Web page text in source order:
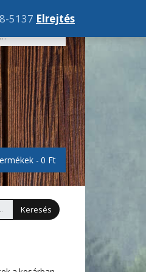
0 Ft
Keresés
5137 Elrejtés